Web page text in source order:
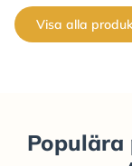
Visa alla
Populära